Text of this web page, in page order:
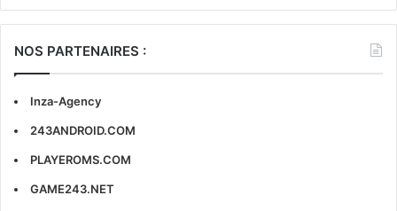
NOS PARTENAIRES :
Inza-Agency
243ANDROID.COM
PLAYEROMS.COM
GAME243.NET